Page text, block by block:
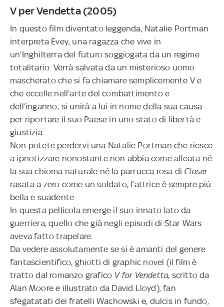
V per Vendetta (2005)
In questo film diventato leggenda, Natalie Portman
interpreta Evey, una ragazza che vive in
un’Inghilterra del futuro soggiogata da un regime
totalitario. Verrà salvata da un misterioso uomo
mascherato che si fa chiamare semplicemente V e
che eccelle nell’arte del combattimento e
dell’inganno; si unirà a lui in nome della sua causa
per riportare il suo Paese in uno stato di libertà e
giustizia.
Non potete perdervi una Natalie Portman che riesce
a ipnotizzare nonostante non abbia come alleata né
la sua chioma naturale né la parrucca rosa di Closer:
rasata a zero come un soldato, l’attrice è sempre più
bella e suadente.
In questa pellicola emerge il suo innato lato da
guerriera, quello che già negli episodi di Star Wars
aveva fatto trapelare.
Da vedere assolutamente se si è amanti del genere
fantascientifico, ghiotti di graphic novel (il film è
tratto dal romanzo grafico V for Vendetta, scritto da
Alan Moore e illustrato da David Lloyd), fan
sfegatatati dei fratelli Wachowski e, dulcis in fundo,